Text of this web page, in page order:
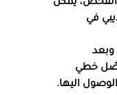
الفحص، يمكن
في
وبعد
خطي
اليها.